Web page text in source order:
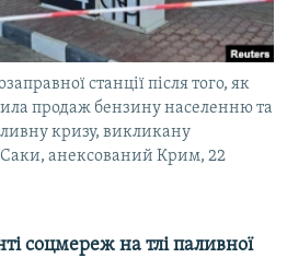
станції після того, як
продаж бензину населенню та
кризу, викликану
анексований Крим, 22
соцмереж на тлі паливної